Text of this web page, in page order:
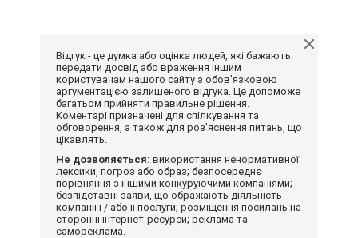
Відгук - це думка або оцінка людей, які бажають
передати досвід або враження іншим
користувачам нашого сайту з обов'язковою
аргументацією залишеного відгука. Це допоможе
багатьом прийняти правильне рішення.
Коментарі призначені для спілкування та
обговорення, а також для роз'яснення питань, що
цікавлять.
Не дозволяється: використання ненормативної
лексики, погроз або образ; безпосереднє
порівняння з іншими конкуруючими компаніями;
безпідставні заяви, що ображають діяльність
компанії і / або її послуги; розміщення посилань на
сторонні інтернет-ресурси; реклама та
самореклама.